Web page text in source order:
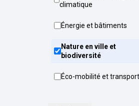
climatique
Énergie et bâtiments
Nature en ville et
biodiversité
Éco-mobilité et